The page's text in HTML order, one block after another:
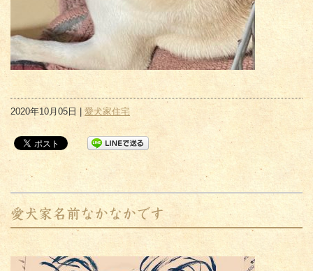
2020年10月05日 | 愛犬家住宅
愛犬家名前なかなかです